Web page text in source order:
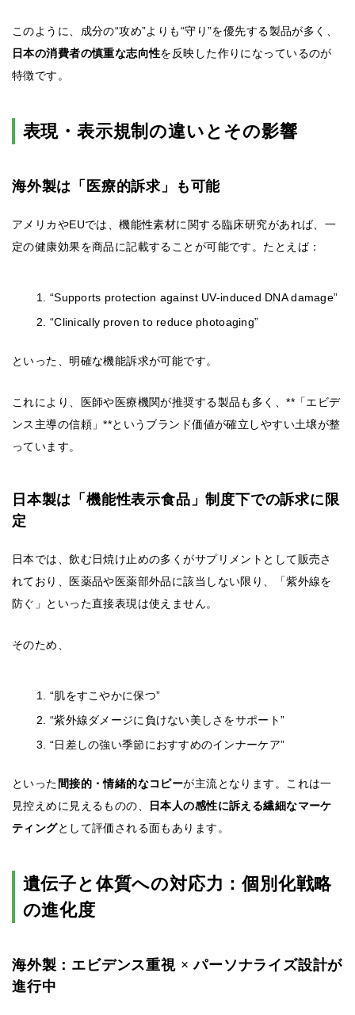
このように、成分の“攻め”よりも“守り”を優先する製品が多く、
日本の消費者の慎重な志向性を反映した作りになっているのが
特徴です。
表現・表示規制の違いとその影響
海外製は「医療的訴求」も可能
アメリカやEUでは、機能性素材に関する臨床研究があれば、一
定の健康効果を商品に記載することが可能です。たとえば：
“Supports protection against UV-induced DNA damage”
“Clinically proven to reduce photoaging”
といった、明確な機能訴求が可能です。
これにより、医師や医療機関が推奨する製品も多く、**「エビデ
ンス主導の信頼」**というブランド価値が確立しやすい土壌が整
っています。
日本製は「機能性表示食品」制度下での訴求に限
定
日本では、飲む日焼け止めの多くがサプリメントとして販売さ
れており、医薬品や医薬部外品に該当しない限り、「紫外線を
防ぐ」といった直接表現は使えません。
そのため、
“肌をすこやかに保つ”
“紫外線ダメージに負けない美しさをサポート”
“日差しの強い季節におすすめのインナーケア”
といった 間接的・情緒的なコピーが主流となります。これは一
見控えめに見えるものの、
日本人の感性に訴える繊細なマーケ
ティングとして評価される面もあります。
遺伝子と体質への対応力：個別化戦略
の進化度
海外製：エビデンス重視 × パーソナライズ設計が
進行中